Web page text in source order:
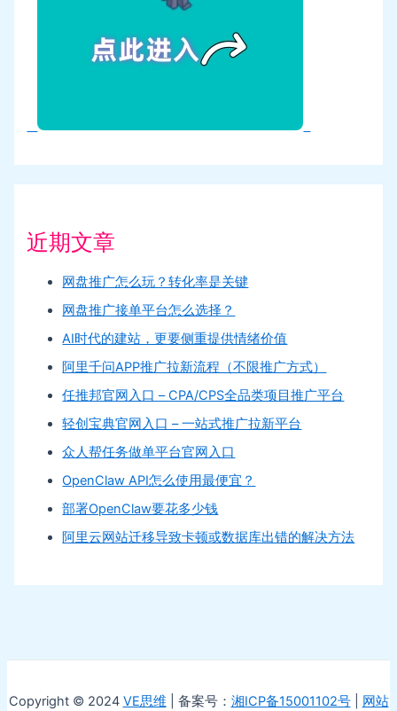
近期文章
网盘推广怎么玩？转化率是关键
网盘推广接单平台怎么选择？
AI时代的建站，更要侧重提供情绪价值
阿里千问APP推广拉新流程（不限推广方式）
任推邦官网入口 – CPA/CPS全品类项目推广平台
轻创宝典官网入口 – 一站式推广拉新平台
众人帮任务做单平台官网入口
OpenClaw API怎么使用最便宜？
部署OpenClaw要花多少钱
阿里云网站迁移导致卡顿或数据库出错的解决方法
Copyright © 2024 VE思维 | 备案号： 湘ICP备15001102号| 网站